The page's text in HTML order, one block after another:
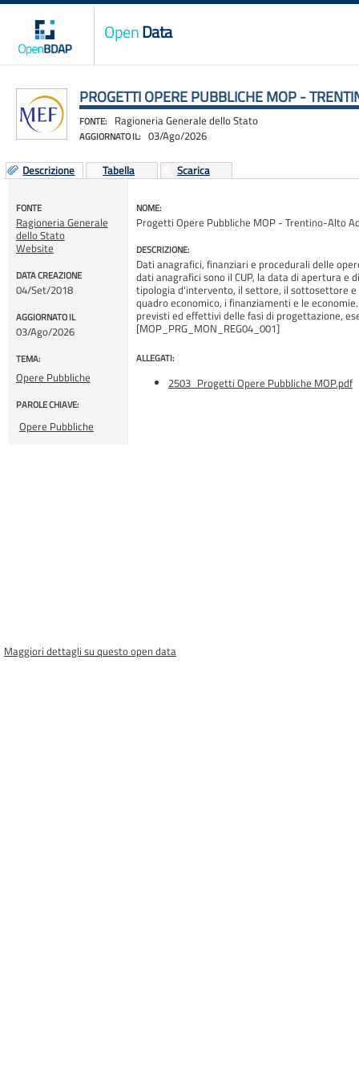
OpenData
PROGETTI OPERE PUBBLICHE MOP -
FONTE: Ragioneria Generale dello Stato
AGGIORNATO IL: 03/Ago/2026
Descrizione Tabella Scarica
FONTE
Ragioneria Generale
dello Stato
Website
DATA CREAZIONE
04/Set/2018
AGGIORNATO IL
03/Ago/2026
TEMA:
Opere Pubbliche
PAROLE CHIAVE:
Opere Pubbliche
NOME:
Progetti Opere Pubbliche MOP - Trentino-Alto
DESCRIZIONE:
Dati anagrafici, finanziari e procedurali delle
dati anagrafici sono il CUP, la data di apertura e
tipologia d'intervento, il settore, il sottosettore e
quadro economico, i finanziamenti e le
previsti ed effettivi delle fasi di progettazione,
[MOP_PRG_MON_REG04_001]
ALLEGATI:
2503_Progetti Opere Pubbliche MOP.pdf
Maggiori dettagli su questo open data